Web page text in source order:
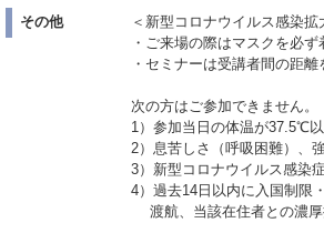
その他
＜新型コロナウイルス感染拡
・ご来場の際はマスクを必ず
・セミナーは受講者間の距
次の方はご参加できません。
1）参加当日の体温が37.5℃
2）息苦しさ（呼吸困難）、
3）新型コロナウイルス感染
4）過去14日以内に入国制限
渡航、当該在住者との濃